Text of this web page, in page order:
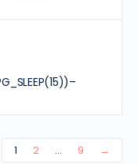
1 2 … 9 →